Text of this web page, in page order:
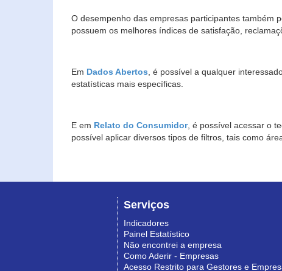
O desempenho das empresas participantes também
possuem os melhores índices de satisfação,
Em Dados Abertos, é possível a qualquer
estatísticas mais específicas.
E em Relato do Consumidor, é possível acessar o
possível aplicar diversos tipos de filtros, tais como
Serviços
Indicadores
Painel Estatístico
Não encontrei a empresa
Como Aderir - Empresas
Acesso Restrito para Gestores e